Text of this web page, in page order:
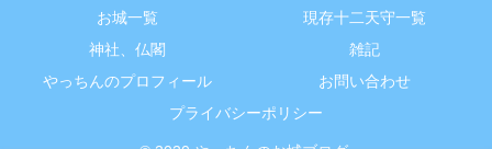
お城一覧
現存十二天守一覧
神社、仏閣
雑記
やっちんのプロフィール
お問い合わせ
プライバシーポリシー